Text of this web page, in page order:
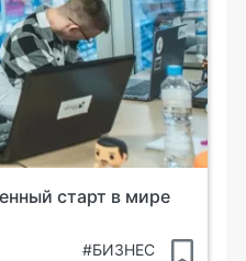
старт в мире
#БИЗНЕС